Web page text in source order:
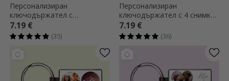
Персонализиран
ключодържател с
фотография и QR код -
Нашата песен
7.19 €
(35)
Персонализиран
ключодържател с 4 снимки
и текст
7.19 €
(36)